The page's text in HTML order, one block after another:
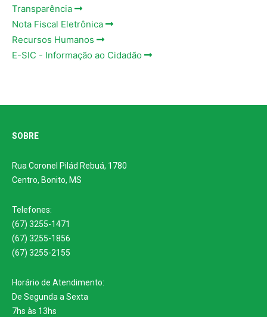
Transparência
Nota Fiscal Eletrônica
Recursos Humanos
E-SIC - Informação ao Cidadão
SOBRE
Rua Coronel Pilád Rebuá, 1780
Centro, Bonito, MS
Telefones:
(67) 3255-1471
(67) 3255-1856
(67) 3255-2155
Horário de Atendimento:
De Segunda a Sexta
7hs às 13hs